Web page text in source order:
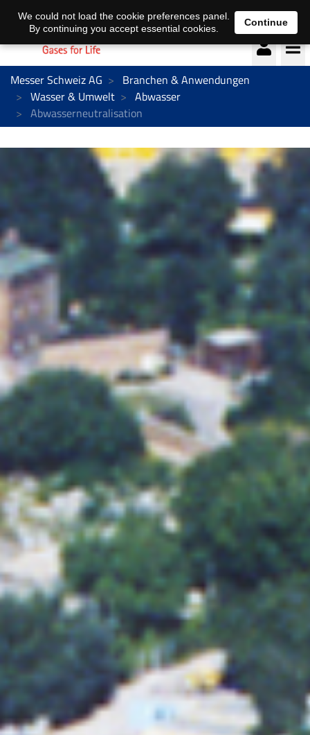
Deutsch français
Messer Schweiz AG
Branchen & Anwendungen
Wasser & Umwelt
Abwasser
Abwasserneutralisation
We could not load the cookie preferences panel.
By continuing you accept essential cookies.
Continue